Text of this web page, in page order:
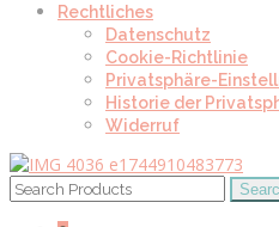
Rechtliches
Datenschutz
Cookie-Richtlinie
Privatsphäre-
Historie der
Widerruf